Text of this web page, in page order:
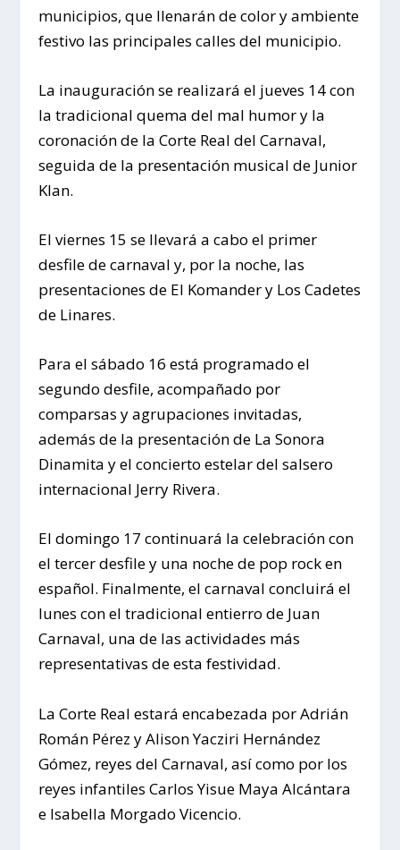
municipios, que llenarán de color y ambiente
festivo las principales calles del municipio.
La inauguración se realizará el jueves 14 con
la tradicional quema del mal humor y la
coronación de la Corte Real del Carnaval,
seguida de la presentación musical de Junior
Klan.
El viernes 15 se llevará a cabo el primer
desfile de carnaval y, por la noche, las
presentaciones de El Komander y Los Cadetes
de Linares.
Para el sábado 16 está programado el
segundo desfile, acompañado por
comparsas y agrupaciones invitadas,
además de la presentación de La Sonora
Dinamita y el concierto estelar del salsero
internacional Jerry Rivera.
El domingo 17 continuará la celebración con
el tercer desfile y una noche de pop rock en
español. Finalmente, el carnaval concluirá el
lunes con el tradicional entierro de Juan
Carnaval, una de las actividades más
representativas de esta festividad.
La Corte Real estará encabezada por Adrián
Román Pérez y Alison Yacziri Hernández
Gómez, reyes del Carnaval, así como por los
reyes infantiles Carlos Yisue Maya Alcántara
e Isabella Morgado Vicencio.